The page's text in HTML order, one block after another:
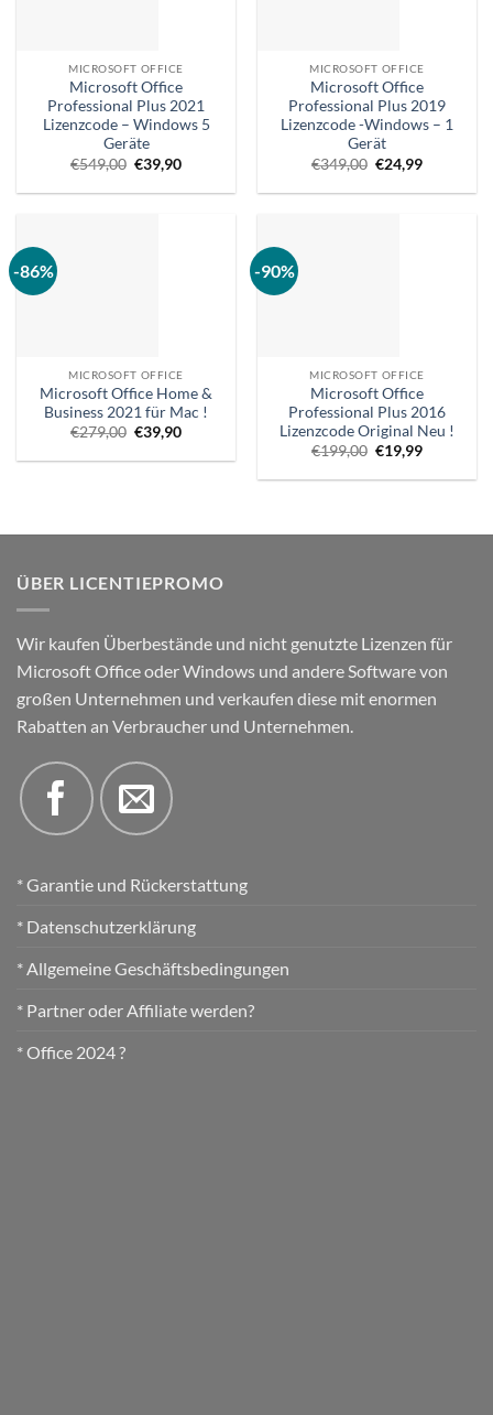
MICROSOFT OFFICE
Microsoft Office
Professional Plus 2021
Lizenzcode – Windows 5
Geräte
€549,00 Ursprünglicher
Preis
war:
€39,90Aktueller
ist:
MICROSOFT OFFICE
Microsoft Office
Professional Plus 2019
Lizenzcode -Windows – 1
Gerät
€349,00 Ursprünglicher
Preis
war:
€24,99Aktueller
ist:
-86%
MICROSOFT OFFICE
Microsoft Office Home &
Business 2021 für Mac !
€279,00 Ursprünglicher
Preis
war:
€39,90Aktueller
ist:
-90%
MICROSOFT OFFICE
Microsoft Office
Professional Plus 2016
Lizenzcode Original Neu !
€199,00 Ursprünglicher
Preis
war:
€19,99Aktueller
ist:
ÜBER LICENTIEPROMO
Wir kaufen Überbestände und nicht genutzte Lizenzen für
Microsoft Office oder Windows und andere Software von
großen Unternehmen und verkaufen diese mit enormen
Rabatten an Verbraucher und Unternehmen.
* Garantie und Rückerstattung
* Datenschutzerklärung
* Allgemeine Geschäftsbedingungen
* Partner oder Affiliate werden?
* Office 2024 ?